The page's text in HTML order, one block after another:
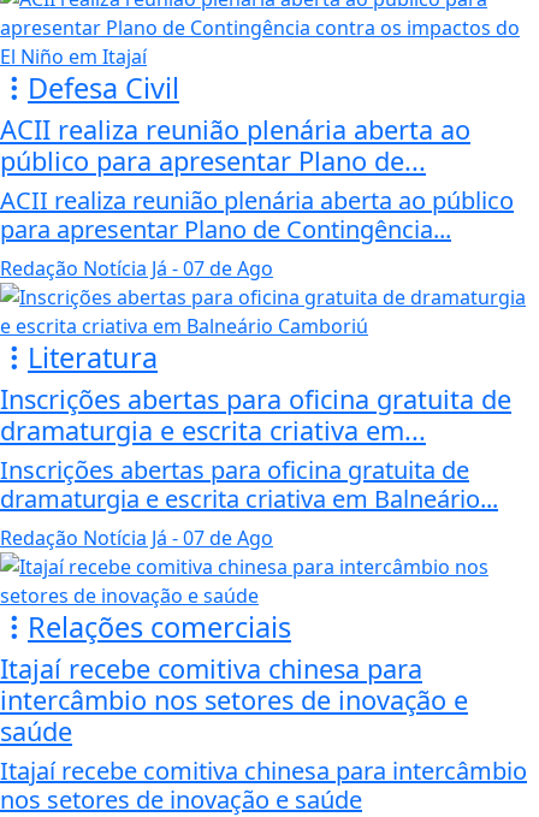
Defesa Civil
ACII realiza reunião plenária aberta ao
público para apresentar Plano de...
ACII realiza reunião plenária aberta ao público
para apresentar Plano de Contingência...
Redação Notícia Já - 07 de Ago
Literatura
Inscrições abertas para oficina gratuita de
dramaturgia e escrita criativa em...
Inscrições abertas para oficina gratuita de
dramaturgia e escrita criativa em Balneário...
Redação Notícia Já - 07 de Ago
Relações comerciais
Itajaí recebe comitiva chinesa para
intercâmbio nos setores de inovação e
saúde
Itajaí recebe comitiva chinesa para intercâmbio
nos setores de inovação e saúde